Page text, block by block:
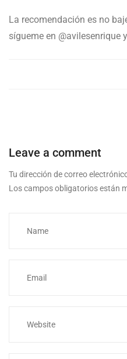
La recomendación es no
sígueme en @avilesenrique
Leave a comment
Tu dirección de correo
Los campos obligatorios están